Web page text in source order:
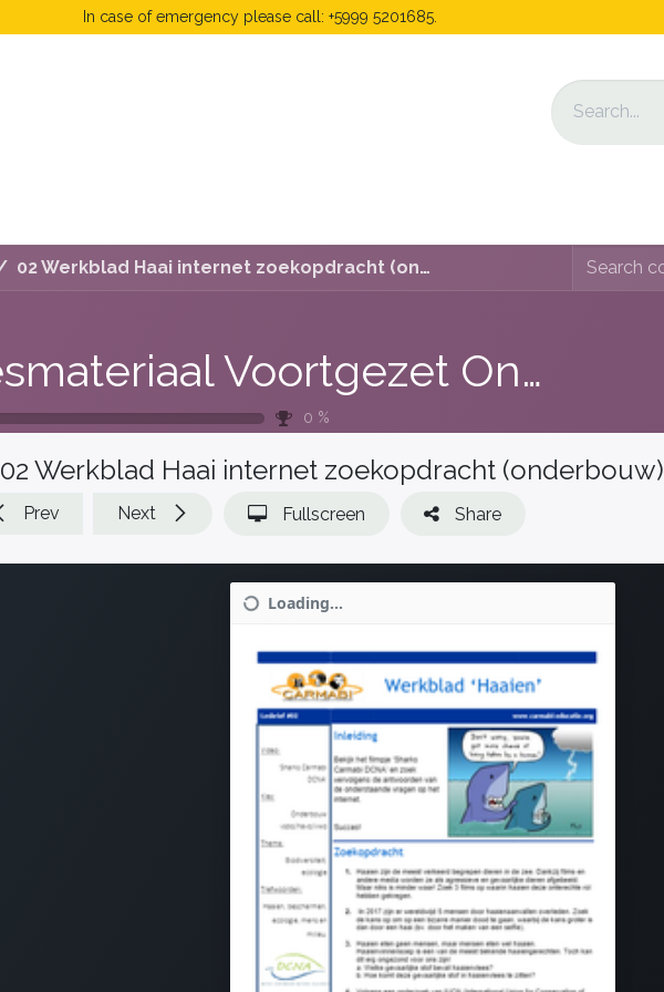
In case of emergency please call: +5999 5201685.
02 Werkblad Haai internet zoekopdracht (onderbouw)
lesmateriaal Voortgezet Onderwijs
0 %
02 Werkblad Haai internet zoekopdracht (onderbouw)
Prev Next Fullscreen Share